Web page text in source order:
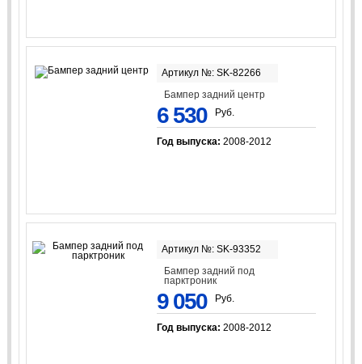
Артикул №: SK-82266
Бампер задний центр
6 530 Руб.
Год выпуска: 2008-2012
Артикул №: SK-93352
Бампер задний под
парктроник
9 050 Руб.
Год выпуска: 2008-2012